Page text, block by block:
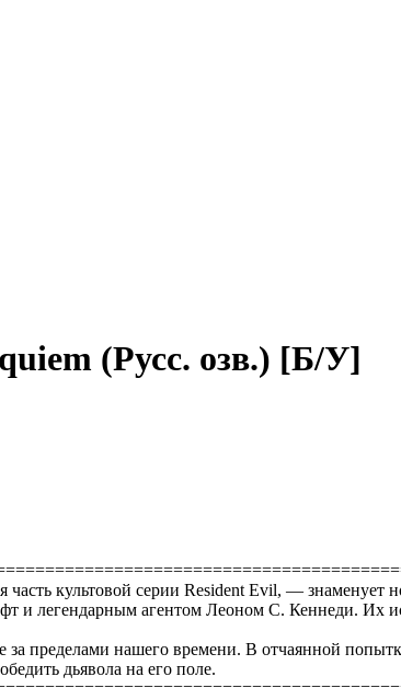
(Русс. озв.) [Б/У]
культовой серии Resident Evil, —
и легендарным агентом Леоном С. Кеннеди. Их
пределами нашего времени. В отчаянной
дьявола на его поле.